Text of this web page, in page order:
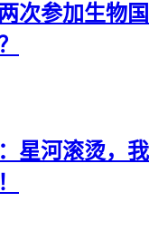
次参加生物国
星河滚烫，我